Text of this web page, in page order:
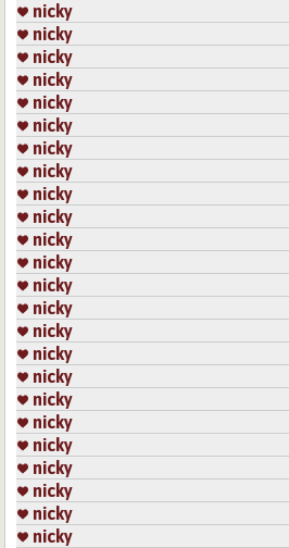
nicky
nicky
nicky
nicky
nicky
nicky
nicky
nicky
nicky
nicky
nicky
nicky
nicky
nicky
nicky
nicky
nicky
nicky
nicky
nicky
nicky
nicky
nicky
nicky